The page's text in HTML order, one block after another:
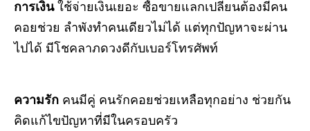
การเงินใช้จ่ายเงินเยอะ ซื้อขายแลกเปลี่ยนต้องมีคน
คอยช่วย ลำพังทำคนเดียวไม่ได้ แต่ทุกปัญหาจะผ่าน
ไปได้ มีโชคลาภดวงดีกับเบอร์โทรศัพท์
ความรัก คนมีคู่ คนรักคอยช่วยเหลือทุกอย่าง ช่วยกัน
คิดแก้ไขปัญหาที่มีในครอบครัว